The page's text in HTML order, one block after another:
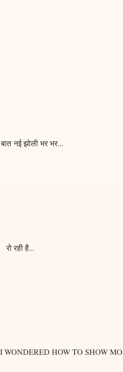
नई झोली भर भर...
रही है...
HOW TO SHOW